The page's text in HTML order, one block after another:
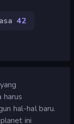
42
harus
hal-hal baru.
ini